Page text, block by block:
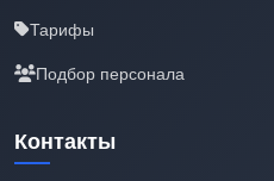
Тарифы
Подбор персонала
Контакты